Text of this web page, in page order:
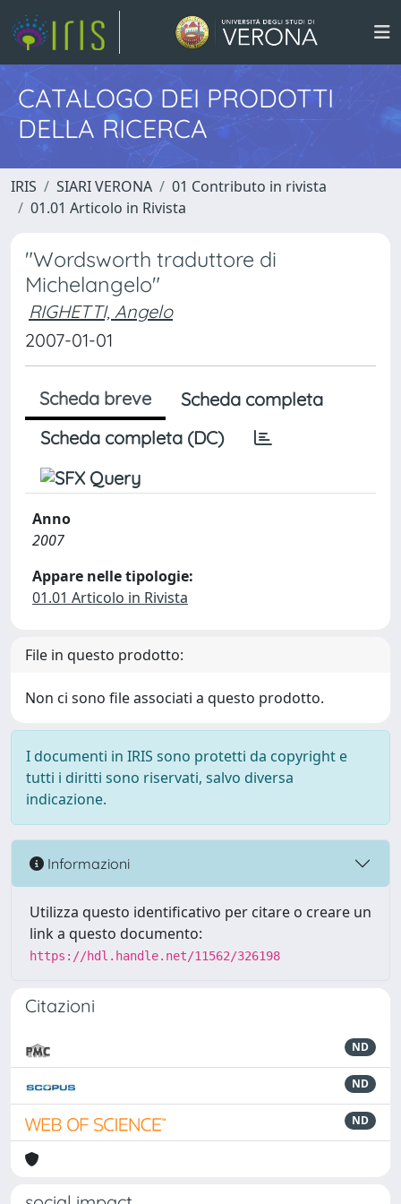
CATALOGO DEI PRODOTTI
DELLA RICERCA
IRIS SIARI VERONA
01 Contributo in rivista
01.01 Articolo in Rivista
"Wordsworth traduttore di
Michelangelo"
RIGHETTI, Angelo
2007-01-01
Scheda breve
Scheda completa
Scheda completa (DC)
Anno
2007
Appare nelle tipologie:
01.01 Articolo in Rivista
File in questo prodotto:
Non ci sono file associati a questo prodotto.
I documenti in IRIS sono protetti da copyright e
tutti i diritti sono riservati, salvo diversa
indicazione.
Informazioni
Utilizza questo identificativo per citare o creare un
link a questo documento:
https://hdl.handle.net/11562/326198
Citazioni
ND
ND
ND